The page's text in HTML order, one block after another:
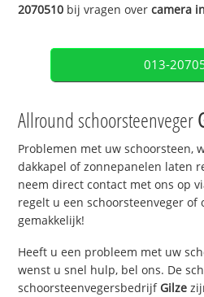
2070510 bij vragen overcamera
013-
Allround schoorsteenveger
Problemen met uw schoorsteen,
dakkapel of zonnepanelen laten
neem direct contact met ons op
regelt u een schoorsteenveger of
gemakkelijk!
Heeft u een probleem met uw
wenst u snel hulp, bel ons. De
schoorsteenvegersbedrijf Gilze